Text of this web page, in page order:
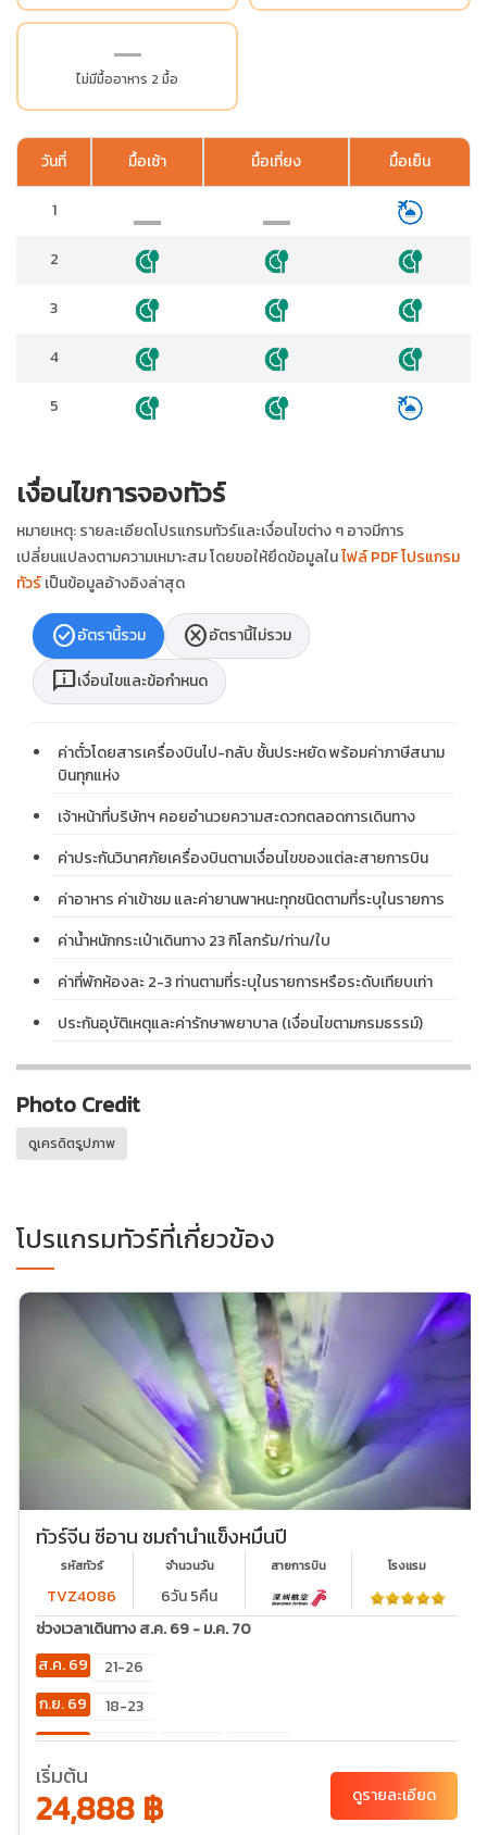
ไม่มีมื้ออาหาร 2 มื้อ
วันที่ มื้อเช้า มื้อเที่ยง มื้อเย็น
1
2
3
4
5
เงื่อนไขการจองทัวร์
หมายเหตุ: รายละเอียดโปรแกรมทัวร์และเงื่อนไขต่าง ๆ อาจมีการ
เปลี่ยนแปลงตามความเหมาะสม โดยขอให้ยึดข้อมูลในไฟล์ PDF โปรแกรม
ทัวร์เป็นข้อมูลอ้างอิงล่าสุด
check_circleอัตรานี้รวม cancelอัตรานี้ไม่รวม
chat_infoเงื่อนไขและข้อกำหนด
ค่าตั๋วโดยสารเครื่องบินไป-กลับ ชั้นประหยัด พร้อมค่าภาษีสนาม
บินทุกแห่ง
เจ้าหน้าที่บริษัทฯ คอยอำนวยความสะดวกตลอดการเดินทาง
ค่าประกันวินาศภัยเครื่องบินตามเงื่อนไขของแต่ละสายการบิน
ค่าอาหาร ค่าเข้าชม และค่ายานพาหนะทุกชนิดตามที่ระบุในรายการ
ค่าน้ำหนักกระเป๋าเดินทาง 23 กิโลกรัม/ท่าน/ใบ
ค่าที่พักห้องละ 2-3 ท่านตามที่ระบุในรายการหรือระดับเทียบเท่า
ประกันอุบัติเหตุและค่ารักษาพยาบาล (เงื่อนไขตามกรมธรรม์)
Photo Credit
ดูเครดิตรูปภาพ
โปรแกรมทัวร์ที่เกี่ยวข้อง
ทัวร์จีน ซีอาน ชมถ้ำน้ำแข็งหมื่นปี
รหัสทัวร์
TVZ4086
จำนวนวัน
6วัน 5คืน
สายการบิน โรงเเรม
ช่วงเวลาเดินทาง ส.ค. 69 - ม.ค. 70
ส.ค. 69
21-26
ก.ย. 69
18-23
ต.ค. 69
02-
23-28
30-
พ.ย. 69
20-
เริ่มต้น
24,888 ฿ ดูรายละเอียด